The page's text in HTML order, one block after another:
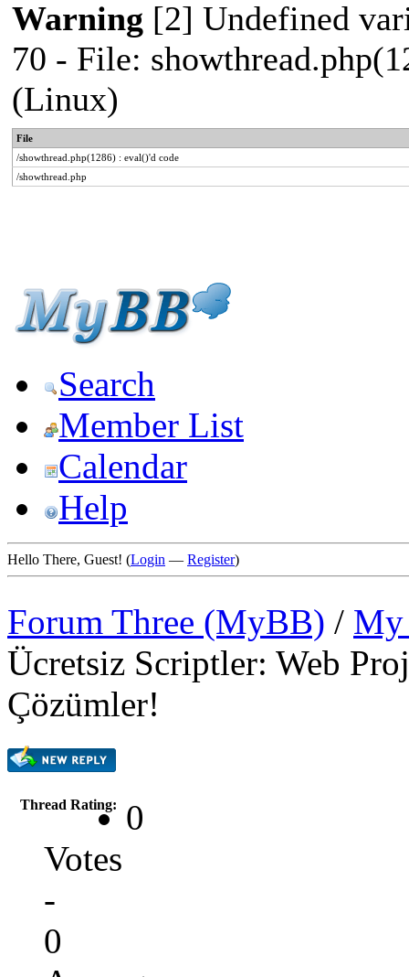
Warning [2] Undefined
70 - File:
(Linux)
File
/showthread.php(1286) : eval()'d code
/showthread.php
Search
Member List
Calendar
Help
Hello There, Guest! (Login — Register)
Forum Three (MyBB) / My
Ücretsiz Scriptler: Web
Çözümler!
Thread Rating:
0
Votes
-
0